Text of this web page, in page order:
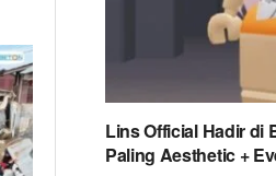
Lins Official Hadir di
Paling Aesthetic +